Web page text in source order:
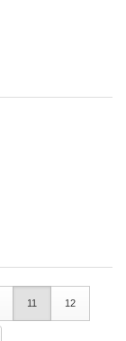
11 12